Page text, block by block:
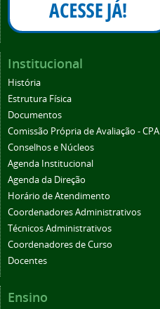
Institucional
História
Estrutura Física
Documentos
Comissão Própria de Avaliação - CPA
Conselhos e Núcleos
Agenda Institucional
Agenda da Direção
Horário de Atendimento
Coordenadores Administrativos
Técnicos Administrativos
Coordenadores de Curso
Docentes
Ensino